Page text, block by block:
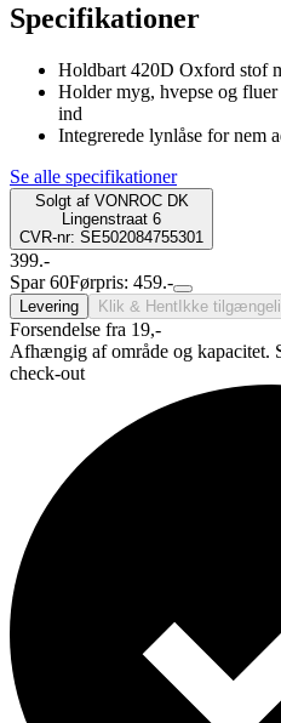
Specifikationer
Holdbart 420D Oxford stof
Holder myg, hvepse og
ind
Integrerede lynlåse for nem
Se alle specifikationer
Solgt af VONROC DK
Lingenstraat 6
CVR-nr: SE502084755301
399.-
Spar 60Førpris: 459.-
Levering Klik & Hent Ikke
Forsendelse fra 19,-
Afhængig af område og kapacitet.
check-out